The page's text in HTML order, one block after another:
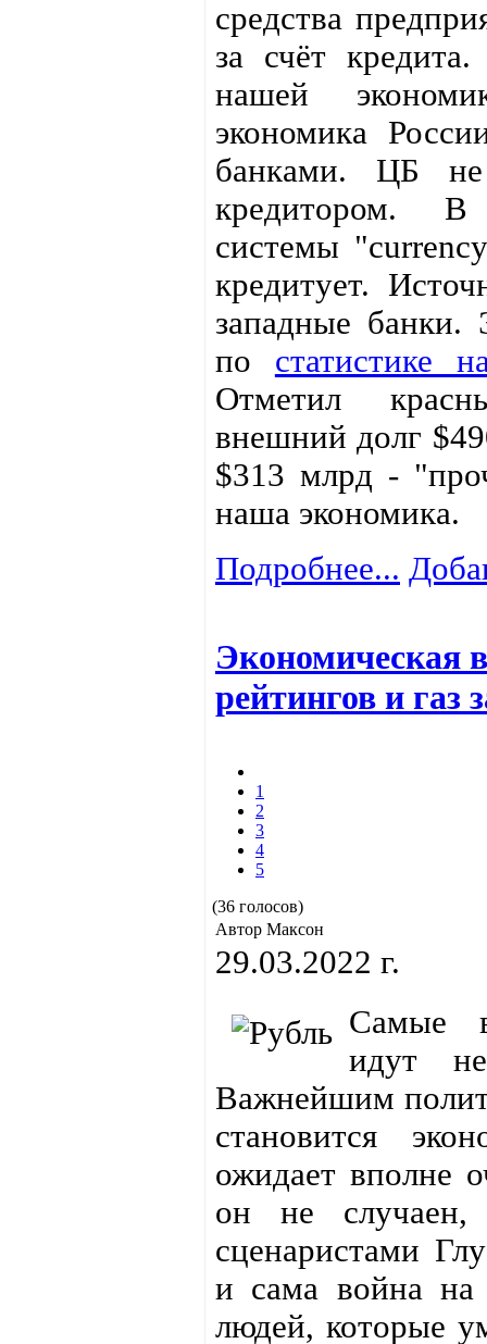
средства
за счёт
нашей
экономика
банками. ЦБ не
кредитором. В
системы
кредитует.
западные банки.
по статистике
Отметил
внешний долг
$313 млрд -
наша экономика.
Подробнее...
Экономическая
рейтингов и газ
1
2
3
4
5
(36 голосов)
Автор Максон
29.03.2022 г.
Самые
идут
Важнейшим
становится
ожидает вполне
он не случаен,
сценаристами
и сама война
людей, которые